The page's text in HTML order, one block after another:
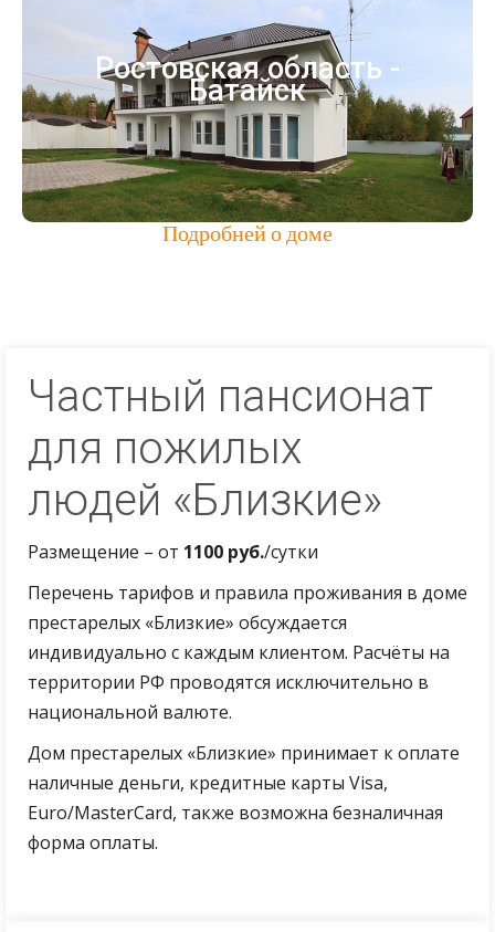
Ростовская область -
Батайск
Батайск
Частный пансионат для престарелых
Ростовская область
Город Батайск
Подробней о доме
Частный пансионат
для пожилых
людей «Близкие»
Размещение – от 1100 руб./сутки
Перечень тарифов и правила проживания в доме
престарелых «Близкие» обсуждается
индивидуально с каждым клиентом. Расчёты на
территории РФ проводятся исключительно в
национальной валюте.
Дом престарелых «Близкие» принимает к оплате
наличные деньги, кредитные карты Visa,
Euro/MasterCard, также возможна безналичная
форма оплаты.